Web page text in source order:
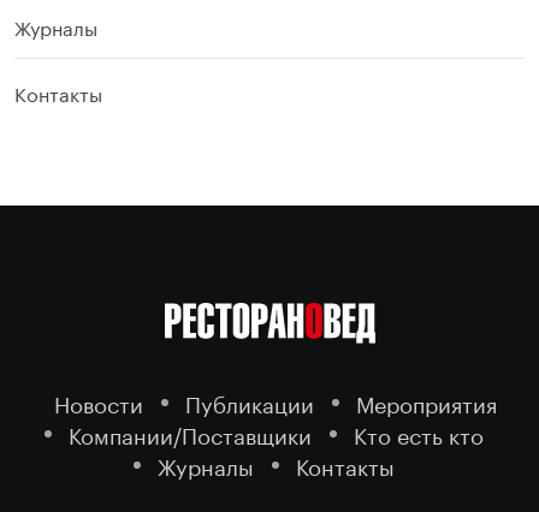
Журналы
Контакты
Новости Публикации
Мероприятия
Компании/Поставщики
Кто есть кто
Журналы
Контакты